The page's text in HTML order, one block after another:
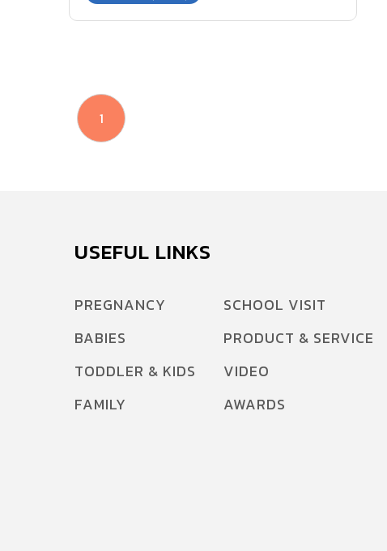
1
USEFUL LINKS
PREGNANCY
BABIES
TODDLER & KIDS
FAMILY
SCHOOL VISIT
PRODUCT & SERVICE
VIDEO
AWARDS